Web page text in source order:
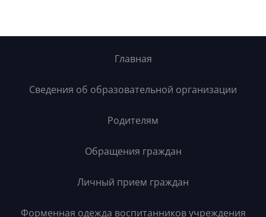
Главная
Сведения об образовательной организации
Родителям
Обращения граждан
Личный прием граждан
Форменная одежда воспитанников учреждения